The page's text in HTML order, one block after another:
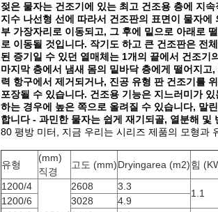
젖은 물자는 건조기에 있는 최고 건조용 층에 지
지수 나선형 선에 따라서 건조판의 표면이 물자
부 가장자리로 이동되고, 그 후에 밑으로 아래로
로 이동될 것입니다. 작기도 하고 큰 건조판은 전
된 증기일 수 있던 열매체는 1개의 끝에서 건조기
마지막 층에서 냄새 몸의 밑바닥 층에게 떨어지
력 항구에서 제거되거나, 진공 유형 판 건조기를
포장될 수 있습니다. 건조용 기능은 지느러미가
하는 경우에 높은 쪽으로 올려질 수 있습니다, 말
합니다 - 과민한 물자는 쉽게 재기되골, 열분해 및
80 평방 미터, 지금 우리는 시리즈 제품의 모형과
유형
(mm)
직경
고도 (mm)Dryingarea (m2)힘
1200/4
2608 3.3
1.1
1200/6 3028 4.9